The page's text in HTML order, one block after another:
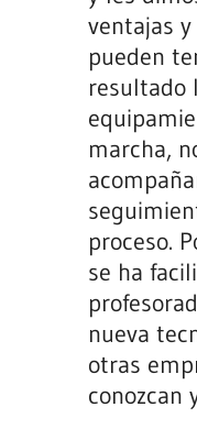
ventajas
pueden
resultado
marcha,
proceso.
se ha
nueva
otras
conozcan